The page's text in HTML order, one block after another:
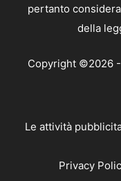
pertanto
della
Copyright ©2026
Le attività
Privacy